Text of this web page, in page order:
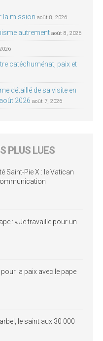
la mission août 8, 2026
autrement août 8, 2026
catéchuménat, paix et
détaillé de sa visite en
2026 août 7, 2026
PLUS LUES
Saint-Pie X : le Vatican
: « Je travaille pour un
la paix avec le pape
le saint aux 30 000